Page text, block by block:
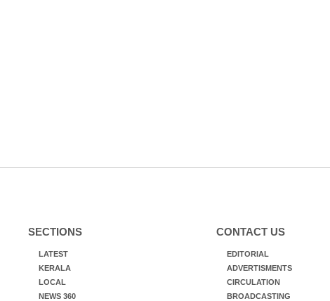
SECTIONS
LATEST
KERALA
LOCAL
NEWS 360
CONTACT US
EDITORIAL
ADVERTISMENTS
CIRCULATION
BROADCASTING